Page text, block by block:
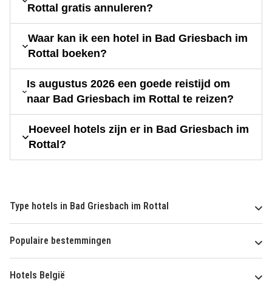
Rottal gratis annuleren?
Waar kan ik een hotel in Bad Griesbach im
Rottal boeken?
Is augustus 2026 een goede reistijd om
naar Bad Griesbach im Rottal te reizen?
Hoeveel hotels zijn er in Bad Griesbach im
Rottal?
Type hotels in Bad Griesbach im Rottal
Populaire bestemmingen
Hotels België